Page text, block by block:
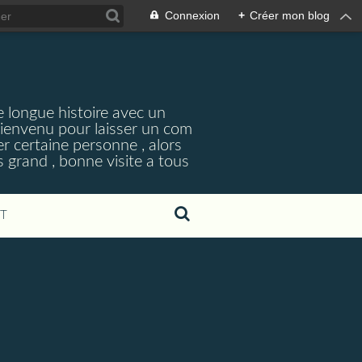
Connexion + Créer mon blog
longue histoire avec un
pour laisser un com
certaine personne , alors
grand , bonne visite a tous